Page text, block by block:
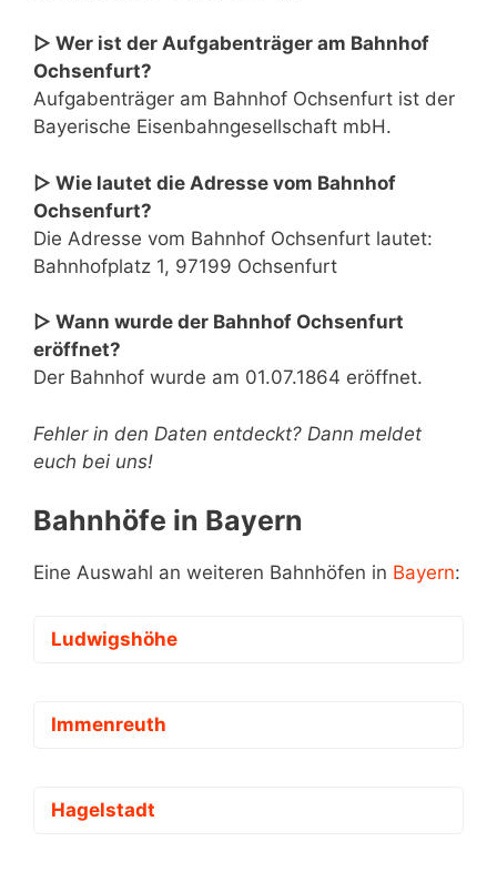
▷ Wer ist der Aufgabenträger am Bahnhof
Ochsenfurt?
Aufgabenträger am Bahnhof Ochsenfurt ist der
Bayerische Eisenbahngesellschaft mbH.
▷ Wie lautet die Adresse vom Bahnhof
Ochsenfurt?
Die Adresse vom Bahnhof Ochsenfurt lautet:
Bahnhofplatz 1, 97199 Ochsenfurt
▷ Wann wurde der Bahnhof Ochsenfurt
eröffnet?
Der Bahnhof wurde am 01.07.1864 eröffnet.
Fehler in den Daten entdeckt? Dann meldet
euch bei uns!
Bahnhöfe in Bayern
Eine Auswahl an weiteren Bahnhöfen in Bayern:
Ludwigshöhe
Immenreuth
Hagelstadt